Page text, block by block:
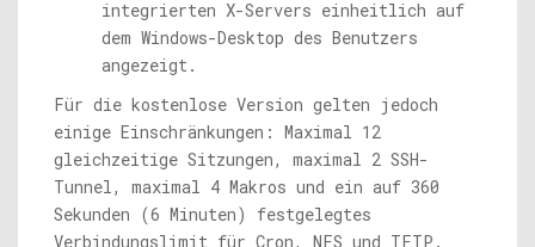
integrierten X-Servers einheitlich auf
dem Windows-Desktop des Benutzers
angezeigt.
Für die kostenlose Version gelten jedoch
einige Einschränkungen: Maximal 12
gleichzeitige Sitzungen, maximal 2 SSH-
Tunnel, maximal 4 Makros und ein auf 360
Sekunden (6 Minuten) festgelegtes
Verbindungslimit für Cron, NFS und TFTP.